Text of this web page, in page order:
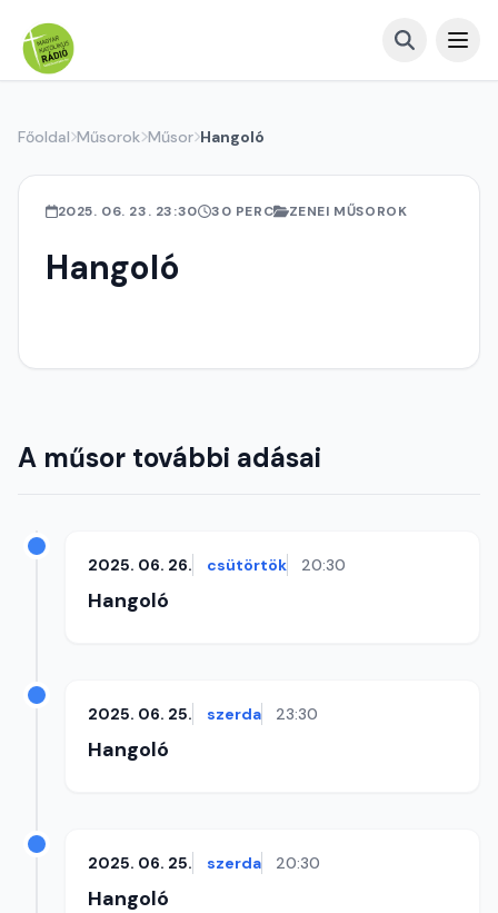
Főoldal Műsorok Műsor Hangoló
2025. 06. 23. 23:30 30 PERC ZENEI MŰSOROK
Hangoló
A műsor további adásai
2025. 06. 26. csütörtök 20:30
Hangoló
2025. 06. 25. szerda 23:30
Hangoló
2025. 06. 25. szerda 20:30
Hangoló